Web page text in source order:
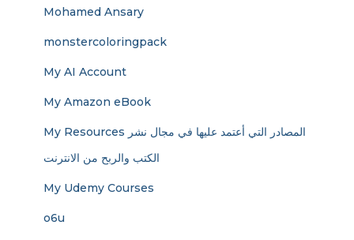
Mohamed Ansary
monstercoloringpack
My AI Account
My Amazon eBook
My Resources المصادر التي أعتمد عليها في مجال نشر
الكتب والربح من الانترنت
My Udemy Courses
o6u